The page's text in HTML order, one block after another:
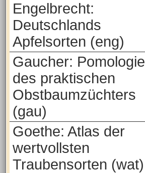
Engelbrecht:
Deutschlands
Apfelsorten (eng)
Gaucher: Pomologie
des praktischen
Obstbaumzüchters
(gau)
Goethe: Atlas der
wertvollsten
Traubensorten (wat)